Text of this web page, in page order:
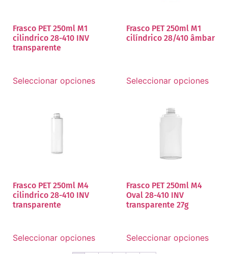
Frasco PET 250ml M1
cilindrico 28-410 INV
transparente
Seleccionar opciones
Frasco PET 250ml M1
cilíndrico 28/410 âmbar
Seleccionar opciones
Frasco PET 250ml M4
cilindrico 28-410 INV
transparente
Seleccionar opciones
Frasco PET 250ml M4
Oval 28-410 INV
transparente 27g
Seleccionar opciones